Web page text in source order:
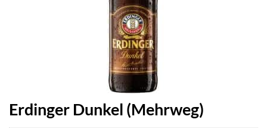
Erdinger Dunkel (Mehrweg)